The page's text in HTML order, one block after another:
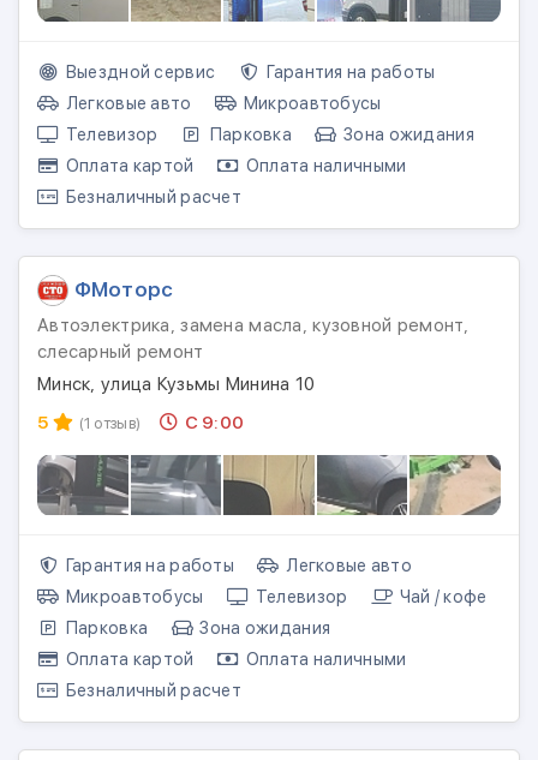
Выездной сервис
Гарантия на работы
Легковые авто
Микроавтобусы
Телевизор
Парковка
Зона ожидания
Оплата картой
Оплата наличными
Безналичный расчет
ФМоторс
Автоэлектрика, замена масла, кузовной ремонт,
слесарный ремонт
Минск, улица Кузьмы Минина 10
5
(1 отзыв) С 9:00
Гарантия на работы
Легковые авто
Микроавтобусы
Телевизор
Чай / кофе
Парковка
Зона ожидания
Оплата картой
Оплата наличными
Безналичный расчет